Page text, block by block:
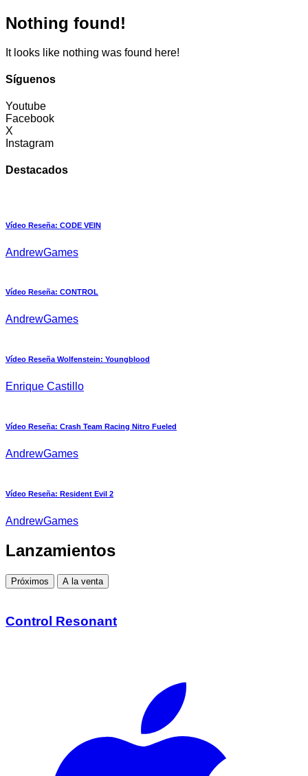
Nothing found!
It looks like nothing was found here!
Síguenos
Youtube
Facebook
X
Instagram
Destacados
Vídeo Reseña: CODE VEIN
AndrewGames
Vídeo Reseña: CONTROL
AndrewGames
Vídeo Reseña Wolfenstein: Youngblood
Enrique Castillo
Vídeo Reseña: Crash Team Racing Nitro Fueled
AndrewGames
Vídeo Reseña: Resident Evil 2
AndrewGames
Lanzamientos
Próximos A la venta
Control Resonant